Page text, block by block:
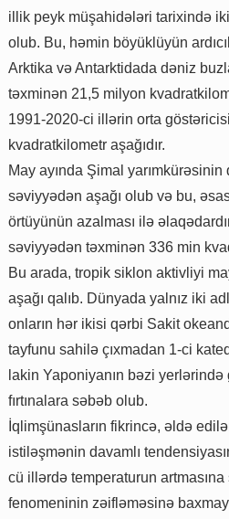
illik peyk müşahidələri tarixində
olub. Bu, həmin böyüklüyün
Arktika və Antarktidada dəniz
təxminən 21,5 milyon
1991-2020-ci illərin orta
kvadratkilometr aşağıdır.
May ayında Şimal
səviyyədən aşağı olub və bu,
örtüyünün azalması ilə
səviyyədən təxminən 336 min
Bu arada, tropik siklon aktivliyi
aşağı qalıb. Dünyada yalnız iki
onların hər ikisi qərbi Sakit
tayfunu sahilə çıxmadan 1-ci
lakin Yaponiyanın bəzi yerlərində
fırtınalara səbəb olub.
İqlimşünasların fikrincə, əldə
istiləşmənin davamlı
cü illərdə temperaturun
fenomeninin zəifləməsinə